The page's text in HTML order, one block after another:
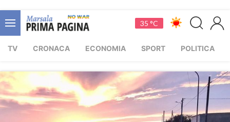
35 °C
TV CRONACA ECONOMIA SPORT POLITICA